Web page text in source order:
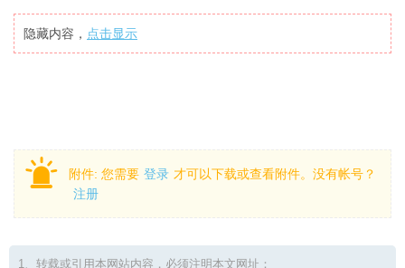
隐藏内容， 点击显示
附件: 您需要 登录 才可以下载或查看附件。没有帐号？
注册
1、转载或引用本网站内容，必须注明本文网址：